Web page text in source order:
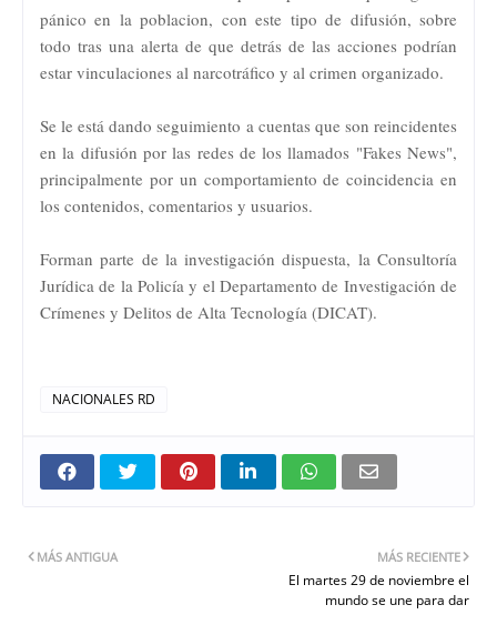
pánico en la poblacion, con este tipo de difusión, sobre
todo tras una alerta de que detrás de las acciones podrían
estar vinculaciones al narcotráfico y al crimen organizado.
Se le está dando seguimiento a cuentas que son reincidentes
en la difusión por las redes de los llamados "Fakes News",
principalmente por un comportamiento de coincidencia en
los contenidos, comentarios y usuarios.
Forman parte de la investigación dispuesta, la Consultoría
Jurídica de la Policía y el Departamento de Investigación de
Crímenes y Delitos de Alta Tecnología (DICAT).
NACIONALES RD
MÁS RECIENTE
El martes 29 de noviembre el
mundo se une para dar
MÁS ANTIGUA